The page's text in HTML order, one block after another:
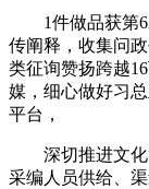
1件做品获第62
传阐释，收集问
类征询赞扬跨越
媒，细心做好习
平台，
深切推进文化“
采编人员供给、